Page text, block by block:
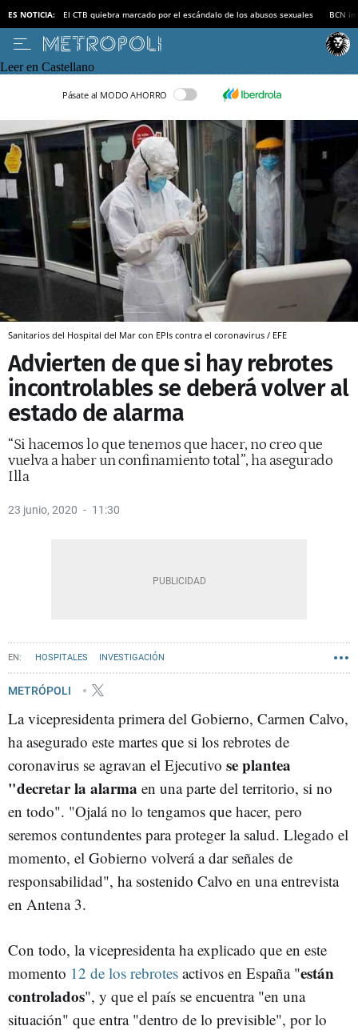
ES NOTICIA: El CTB quiebra marcado por el escándalo de los abusos sexuales BCN
Leer en Castellano
Pásate al MODO AHORRO
Sanitarios del Hospital del Mar con EPIs contra el coronavirus / EFE
Advierten de que si hay rebrotes
incontrolables se deberá volver al
estado de alarma
“Si hacemos lo que tenemos que hacer, no creo que
vuelva a haber un confinamiento total”, ha asegurado
Illa
23 junio, 2020 11:30
HOSPITALES INVESTIGACIÓN
METRÓPOLI
La vicepresidenta primera del Gobierno, Carmen Calvo,
ha asegurado este martes que si los rebrotes de
coronavirus se agravan el Ejecutivo se plantea
"decretar la alarma en una parte del territorio, si no
en todo". "Ojalá no lo tengamos que hacer, pero
seremos contundentes para proteger la salud. Llegado el
momento, el Gobierno volverá a dar señales de
responsabilidad", ha sostenido Calvo en una entrevista
en Antena 3.
Con todo, la vicepresidenta ha explicado que en este
momento 12 de los rebrotes activos en España "están
controlados", y que el país se encuentra "en una
situación" que entra "dentro de lo previsible", por lo